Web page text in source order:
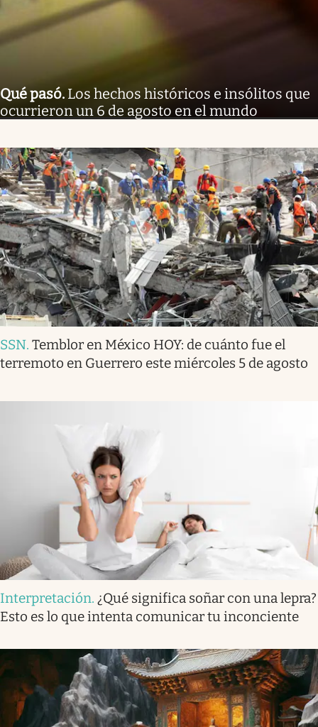
Qué pasó. Los hechos históricos e insólitos que
ocurrieron un 6 de agosto en el mundo
SSN. Temblor en México HOY: de cuánto fue el
terremoto en Guerrero este miércoles 5 de agosto
Interpretación. ¿Qué significa soñar con una lepra?
Esto es lo que intenta comunicar tu inconciente